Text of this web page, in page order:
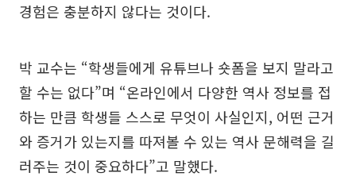
경험은 충분하지 않다는 것이다.
박 교수는 “학생들에게 유튜브나 숏폼을 보지 말라고
할 수는 없다”며 “온라인에서 다양한 역사 정보를 접
하는 만큼 학생들 스스로 무엇이 사실인지, 어떤 근거
와 증거가 있는지를 따져볼 수 있는 역사 문해력을 길
러주는 것이 중요하다”고 말했다.